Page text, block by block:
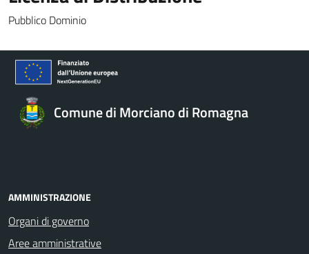
Pubblico Dominio
Comune di Morciano di Romagna
AMMINISTRAZIONE
Organi di governo
Aree amministrative